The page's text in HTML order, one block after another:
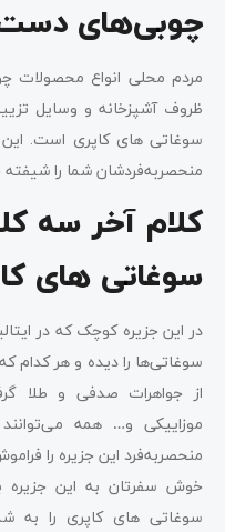
چوبی‌های
مردم محلی انواع محصولات
ظروف آشپزخانه و وسایل
سوغاتی های کاپری است.
منحصربه‌فردشان شما را
کلام آخر سه
سوغاتی های
در این جزیره کوچک که در
سوغاتی‌ها را دیده و هر کدام
از جواهرات صدفی و طلا
موزاییکی و… همه
منحصربه‌فرد این جزیره را
سوغاتی های کاپری را به